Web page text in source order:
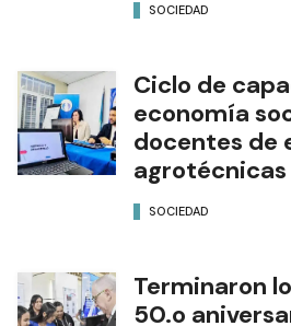
SOCIEDAD
Ciclo de
economía
docentes de
agrotécnicas
SOCIEDAD
Terminaron
50.o